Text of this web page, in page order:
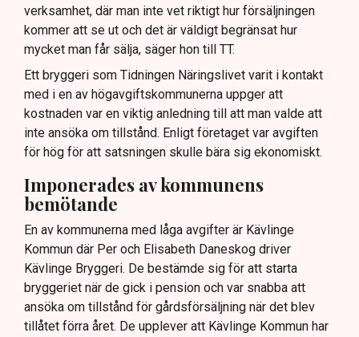
verksamhet, där man inte vet riktigt hur försäljningen
kommer att se ut och det är väldigt begränsat hur
mycket man får sälja, säger hon till TT.
Ett bryggeri som Tidningen Näringslivet varit i kontakt
med i en av högavgiftskommunerna uppger att
kostnaden var en viktig anledning till att man valde att
inte ansöka om tillstånd. Enligt företaget var avgiften
för hög för att satsningen skulle bära sig ekonomiskt.
Imponerades av kommunens
bemötande
En av kommunerna med låga avgifter är Kävlinge
Kommun där Per och Elisabeth Daneskog driver
Kävlinge Bryggeri. De bestämde sig för att starta
bryggeriet när de gick i pension och var snabba att
ansöka om tillstånd för gårdsförsäljning när det blev
tillåtet förra året. De upplever att Kävlinge Kommun har